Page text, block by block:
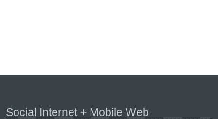
Social Internet + Mobile Web